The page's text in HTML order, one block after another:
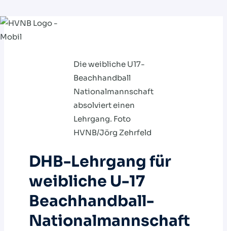
Zum
Inhalt
Die weibliche U17-
Beachhandball
Nationalmannschaft
absolviert einen
Lehrgang. Foto
HVNB/Jörg Zehrfeld
DHB-Lehrgang für
weibliche U-17
Beachhandball-
Nationalmannschaft